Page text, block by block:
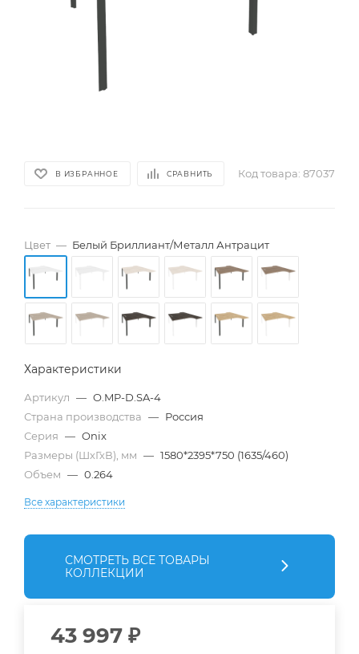
В ИЗБРАННОЕ СРАВНИТЬ Код товара: 87037
Цвет — Белый Бриллиант/Металл Антрацит
Характеристики
Артикул — O.MP-D.SA-4
Страна производства — Россия
Серия — Onix
Размеры (ШхГхВ), мм — 1580*2395*750 (1635/460)
Объем — 0.264
Все характеристики
СМОТРЕТЬ ВСЕ ТОВАРЫ
КОЛЛЕКЦИИ
43 997 ₽